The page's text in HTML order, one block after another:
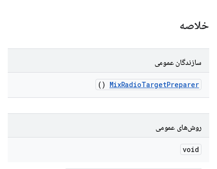
خلاصه
سازندگان عمومی
MixRadioTargetPreparer
()
روش‌های عمومی
void